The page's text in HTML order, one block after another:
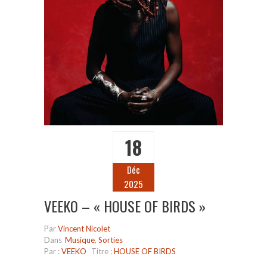
18
Déc
2025
VEEKO – « HOUSE OF BIRDS »
ParVincent Nicolet
Dans Musique, Sorties
Par :VEEKO Titre :HOUSE OF BIRDS